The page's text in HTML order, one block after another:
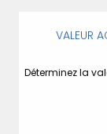
VALEUR
Déterminez la